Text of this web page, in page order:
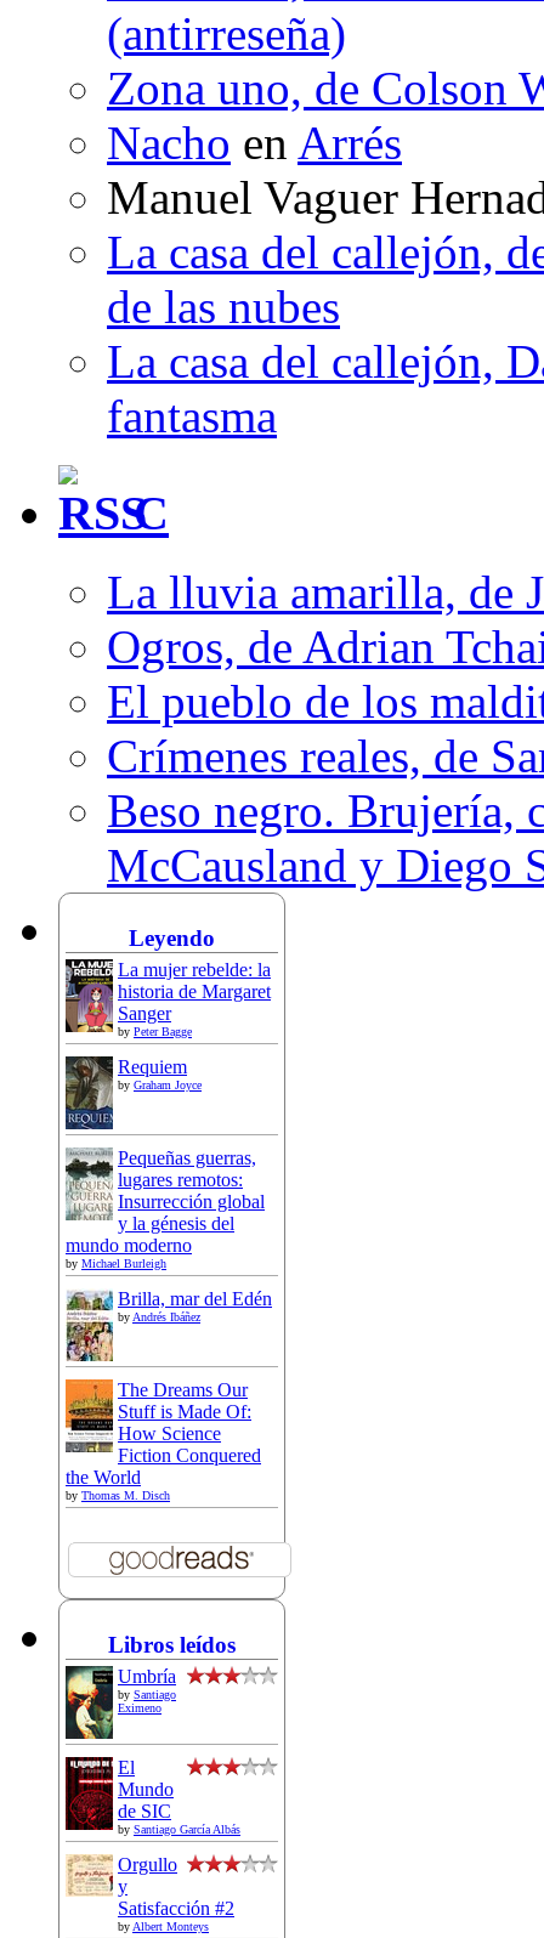
(antirreseña)
Zona uno, de Colson
Nacho en Arrés
Manuel Vaguer
La casa del callejón,
de las nubes
La casa del callejón,
fantasma
C
La lluvia amarilla, de
Ogros, de Adrian
El pueblo de los
Crímenes reales, de
Beso negro. Brujería,
McCausland y Diego
Leyendo
La mujer rebelde: la
historia de Margaret
Sanger
by Peter Bagge
Requiem
by Graham Joyce
Pequeñas guerras,
lugares remotos:
Insurrección global
y la génesis del
mundo moderno
by Michael Burleigh
Brilla, mar del Edén
by Andrés Ibáñez
The Dreams Our
Stuff is Made Of:
How Science
Fiction Conquered
the World
by Thomas M. Disch
Libros leídos
Umbría
by Santiago
Eximeno
El
Mundo
de SIC
by Santiago García Albás
Orgullo
y
Satisfacción #2
by Albert Monteys